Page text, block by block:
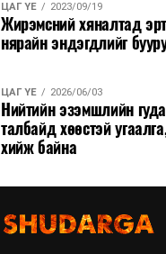
ЦАГ ҮЕ 2023/09/19
Жирэмсний хяналтад
нярайн эндэгдлийг
ЦАГ ҮЕ 2026/06/03
Нийтийн эзэмшлийн
талбайд хөөстэй
хийж байна